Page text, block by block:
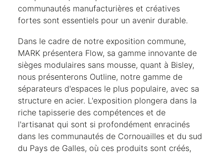
communautés manufacturières et créatives
fortes sont essentiels pour un avenir durable.
Dans le cadre de notre exposition commune,
MARK présentera Flow, sa gamme innovante de
sièges modulaires sans mousse, quant à Bisley,
nous présenterons Outline, notre gamme de
séparateurs d'espaces le plus populaire, avec sa
structure en acier. L'exposition plongera dans la
riche tapisserie des compétences et de
l'artisanat qui sont si profondément enracinés
dans les communautés de Cornouailles et du sud
du Pays de Galles, où ces produits sont créés,